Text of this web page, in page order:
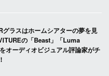
グラスはホームシアターの夢を見
の「Beast」「Luma
オーディオビジュアル評論家がチ